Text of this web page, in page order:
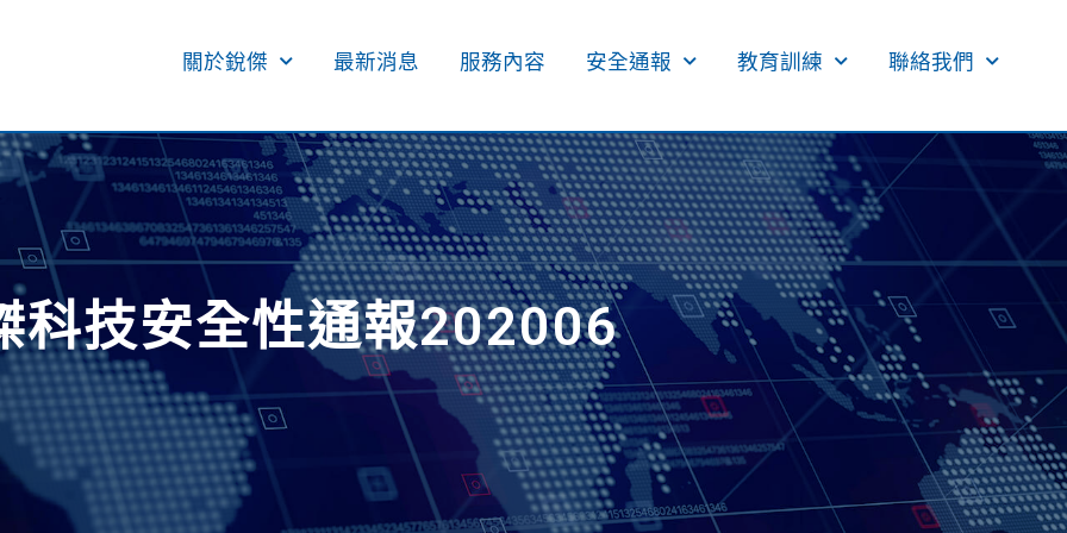
關於銳傑 最新消息 服務內容​ 安全通報 教育訓練 聯絡我們
科技安全性通報202006